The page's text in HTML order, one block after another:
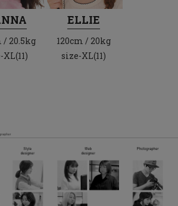
/ 20.5kg
ELLIE
120cm / 20kg
size-XL(11)